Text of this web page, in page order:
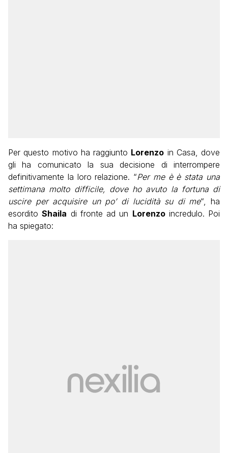
Per questo motivo ha raggiunto Lorenzo in Casa, dove
gli ha comunicato la sua decisione di interrompere
definitivamente la loro relazione. “Per me è è stata una
settimana molto difficile, dove ho avuto la fortuna di
uscire per acquisire un po’ di lucidità su di me“, ha
esorditoShaila di fronte ad un Lorenzoincredulo. Poi
ha spiegato: